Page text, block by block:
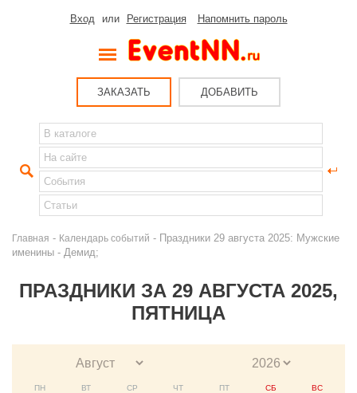
Вход или Регистрация Напомнить пароль
ЗАКАЗАТЬ ДОБАВИТЬ
Главная - Календарь событий - Праздники 29 августа 2025: Мужские
именины - Демид;
ПРАЗДНИКИ ЗА 29 АВГУСТА 2025,
ПЯТНИЦА
ПН ВТ СР ЧТ ПТ СБ ВС